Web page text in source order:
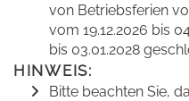
von Betriebsferien
vom 19.12.2026 bis
bis 03.01.2028
HINWEIS:
Bitte beachten Sie,